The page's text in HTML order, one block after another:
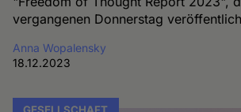
vergangenen Donnerstag
Anna Wopalensky
18.12.2023
GESELLSCHAFT